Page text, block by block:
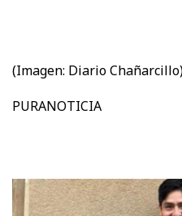
(Imagen: Diario
PURANOTICIA